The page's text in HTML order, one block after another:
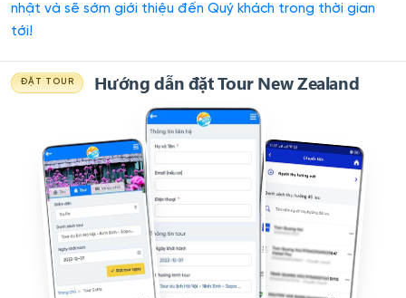
nhật và sẽ sớm giới thiệu đến Quý khách trong thời gian
tới!
ĐẶT TOUR Hướng dẫn đặt Tour New Zealand